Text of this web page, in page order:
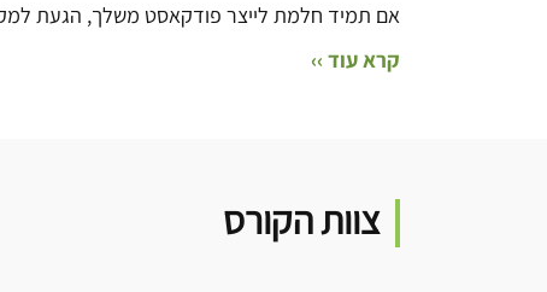
אם תמיד חלמת לייצר פודקאסט משלך, הגעת
קרא עוד ››
צוות הקורס